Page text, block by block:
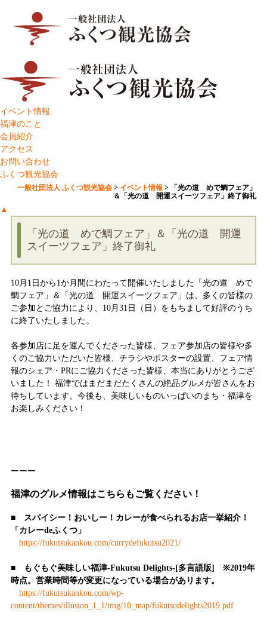
イベント情報
福津のこと
会員紹介
アクセス
お問い合わせ
ふくつ観光協会
一般社団法人 ふくつ観光協会 > イベント情報 >
「光の道 めで鯛フェア」
＆「光の道 開運スイーツフェア」終了御礼
▲
「光の道 めで鯛フェア」＆「光の道 開運
スイーツフェア」終了御礼
10月1日から1か月間にわたって開催いたしました「光の道 めで
鯛フェア」＆「光の道 開運スイーツフェア」は、多くの皆様の
ご参加とご協力により、10月31日（日）をもちまして好評のうち
に終了いたしました。
各参加店に足を運んでくださった皆様、フェア参加店の皆様や多
くのご協力いただいた皆様、チラシやポスターの設置、フェア情
報のシェア・PRにご協力くださった皆様、本当にありがとうござ
いました！ 福津ではまだまだたくさんの絶品グルメが皆さんをお
待ちしています。今後も、美味しいものいっぱいのまち・福津を
お楽しみください！
ーーー
福津のグルメ情報はこちらもご覧ください！
■ スパイシー！おいしー！カレーが食べられるお店一挙紹介！
「カレーdeふくつ」
https://fukutsukankou.com/currydefukutsu2021/
■
もぐもぐ美味しい福津-Fukutsu Delights-[多言語版] ※2019年
時点。営業時間等が変更になっている場合があります。
https://fukutsukankou.com/wp-
content/themes/illusion_1_1/img/10_map/fukutsudelights2019.pdf